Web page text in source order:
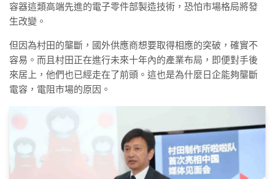
容器這類高端先進的電子零件部製造技術，恐怕市場格局將發
生改變。
但因為村田的壟斷，國外供應商想要取得相應的突破，確實不
容易。而且村田正在進行未來十年內的產業布局，即便對手後
來居上，他們也已經走在了前頭。這也是為什麼日企能夠壟斷
電容，電阻市場的原因。